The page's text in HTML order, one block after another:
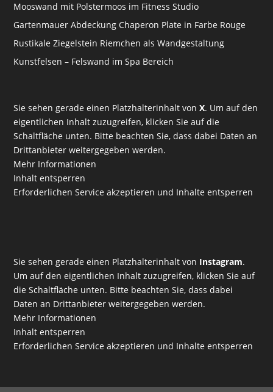
Mooswand mit Polstermoos im Fitness Studio
Gartenmauer Abdeckung Chaperon Plate in Farbe Rouge
Rustikale Ziegelstein Riemchen als Wandgestaltung
Kunstfelsen – Felswand im Spa Bereich
Sie sehen gerade einen Platzhalterinhalt vonX. Um auf den
eigentlichen Inhalt zuzugreifen, klicken Sie auf die
Schaltfläche unten. Bitte beachten Sie, dass dabei Daten an
Drittanbieter weitergegeben werden.
Mehr Informationen
Inhalt entsperren
Erforderlichen Service akzeptieren und Inhalte entsperren
Sie sehen gerade einen Platzhalterinhalt von Instagram.
Um auf den eigentlichen Inhalt zuzugreifen, klicken Sie auf
die Schaltfläche unten. Bitte beachten Sie, dass dabei
Daten an Drittanbieter weitergegeben werden.
Mehr Informationen
Inhalt entsperren
Erforderlichen Service akzeptieren und Inhalte entsperren